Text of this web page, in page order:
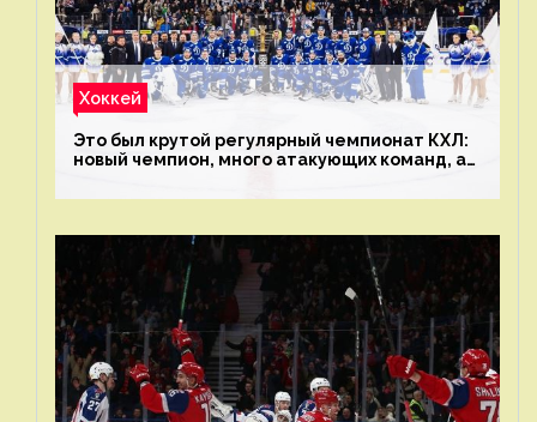
Хоккей
Это был крутой регулярный чемпионат КХЛ:
новый чемпион, много атакующих команд, а